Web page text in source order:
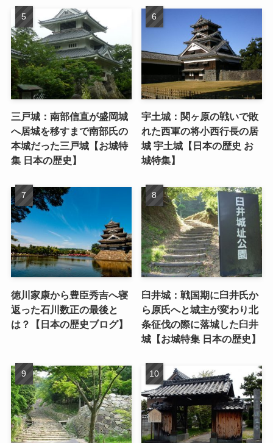
三戸城：南部信直が盛岡城
へ居城を移すまで南部氏の
本城だった三戸城【お城特
集 日本の歴史】
宇土城：関ヶ原の戦いで敗
れた西軍の将小西行長の居
城 宇土城【日本の歴史 お
城特集】
徳川家康から豊臣秀吉へ寝
返った石川数正の最後と
は？【日本の歴史ブログ】
臼井城：戦国期に臼井氏か
ら原氏へと城主が変わり北
条征伐の際に落城した臼井
城【お城特集 日本の歴史】